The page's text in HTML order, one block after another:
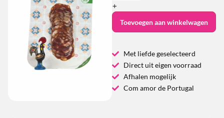
+
Toevoegen aan winkelwagen
Met liefde geselecteerd
Direct uit eigen voorraad
Afhalen mogelijk
Com amor de Portugal